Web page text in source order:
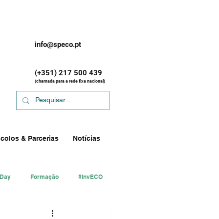
info@speco.pt
(+351) 217 500 439
(chamada para a rede fixa nacional)
& Parcerias Notícias
Formação #InvECO